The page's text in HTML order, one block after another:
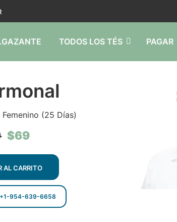
TODOS LOS TÉS PAGAR
(25 Días)
El
precio
original
era:
$100.
$69
actual
es:
$69.
AL CARRITO
+1-954-639-6658